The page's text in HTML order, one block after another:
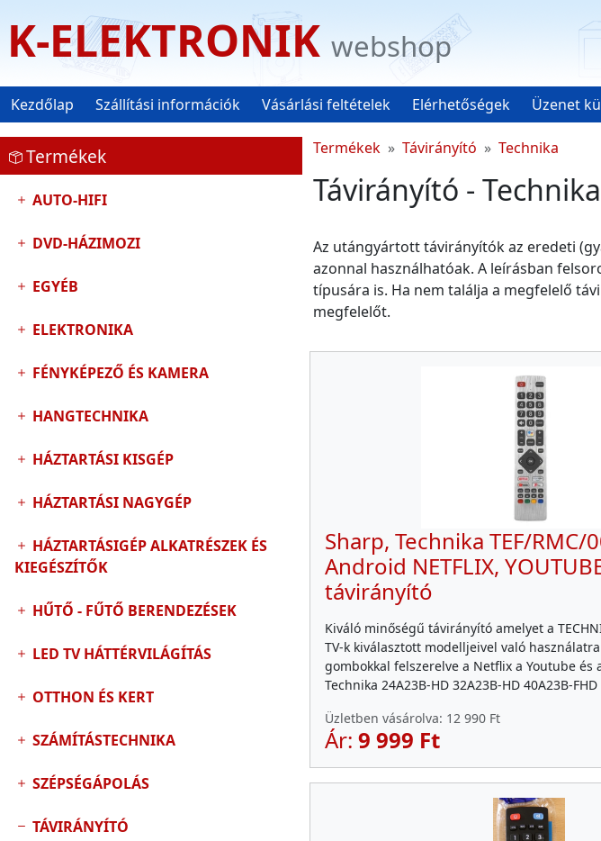
K-ELEKTRONIK webshop
Kezdőlap Szállítási információk Vásárlási feltételek Elérhetőségek Üzenet
Termékek
AUTO-HIFI
DVD-HÁZIMOZI
EGYÉB
ELEKTRONIKA
FÉNYKÉPEZŐ ÉS KAMERA
HANGTECHNIKA
HÁZTARTÁSI KISGÉP
HÁZTARTÁSI NAGYGÉP
HÁZTARTÁSIGÉP ALKATRÉSZEK ÉS
KIEGÉSZÍTŐK
HŰTŐ - FŰTŐ BERENDEZÉSEK
LED TV HÁTTÉRVILÁGÍTÁS
OTTHON ÉS KERT
SZÁMÍTÁSTECHNIKA
SZÉPSÉGÁPOLÁS
TÁVIRÁNYÍTÓ
Termékek Távirányító Technika
Távirányító - Technika
Az utángyártott távirányítók az eredeti
azonnal használhatóak. A leírásban
típusára is. Ha nem találja a megfelelő
megfelelőt.
Sharp, Technika TEF/RMC/
Android NETFLIX,
távirányító
Kiváló minőségű távirányító amelyet a
TV-k kiválasztott modelljeivel való
gombokkal felszerelve a Netflix a Youtube és
Technika 24A23B-HD 32A23B-HD 40A23B-FHD
Üzletben vásárolva: 12 990 Ft
Ár: 9 999 Ft